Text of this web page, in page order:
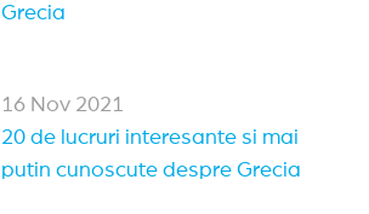
Grecia
16 Nov 2021
20 de lucruri interesante si mai
putin cunoscute despre Grecia